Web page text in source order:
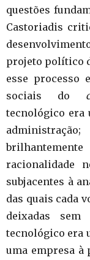
questões
Castoriadis
projeto político
esse processo
sociais do
tecnológico era
racionalidade
subjacentes à
das quais cada
deixadas sem
tecnológico era
uma empresa à